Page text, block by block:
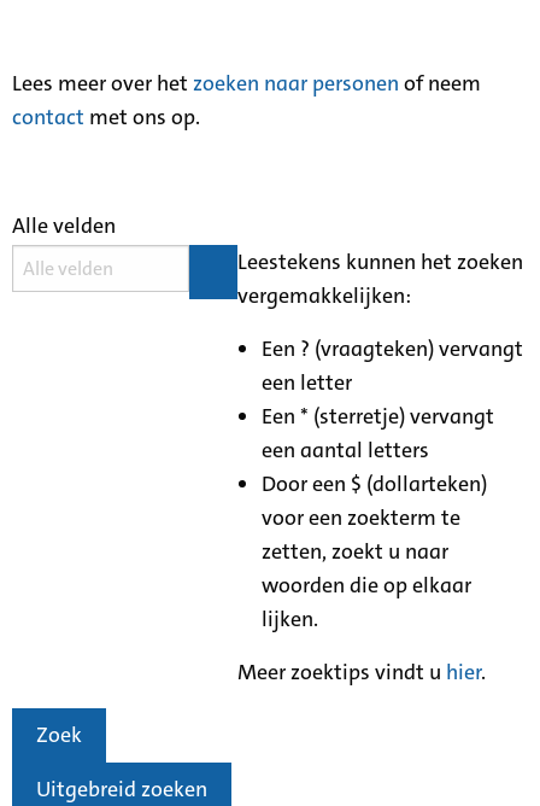
Lees meer over het zoeken naar personen of neem
contact met ons op.
Alle velden
Leestekens kunnen het zoeken
vergemakkelijken:
Een ? (vraagteken) vervangt
een letter
Een * (sterretje) vervangt
een aantal letters
Door een $ (dollarteken)
voor een zoekterm te
zetten, zoekt u naar
woorden die op elkaar
lijken.
Meer zoektips vindt u hier.
Zoek
Uitgebreid zoeken